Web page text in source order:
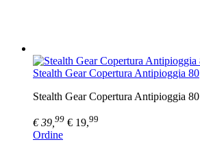
Stealth Gear Copertura Antipioggia 80
Stealth Gear Copertura Antipioggia 80
€ 39, 99 € 19,99
Ordine